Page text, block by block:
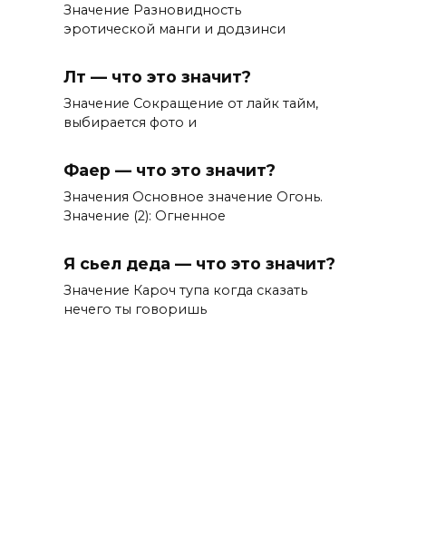
Значение Разновидность
эротической манги и додзинси
Лт — что это значит?
Значение Сокращение от лайк тайм,
выбирается фото и
Фаер — что это значит?
Значения Основное значение Огонь.
Значение (2): Огненное
Я сьел деда — что это значит?
Значение Кароч тупа когда сказать
нечего ты говоришь